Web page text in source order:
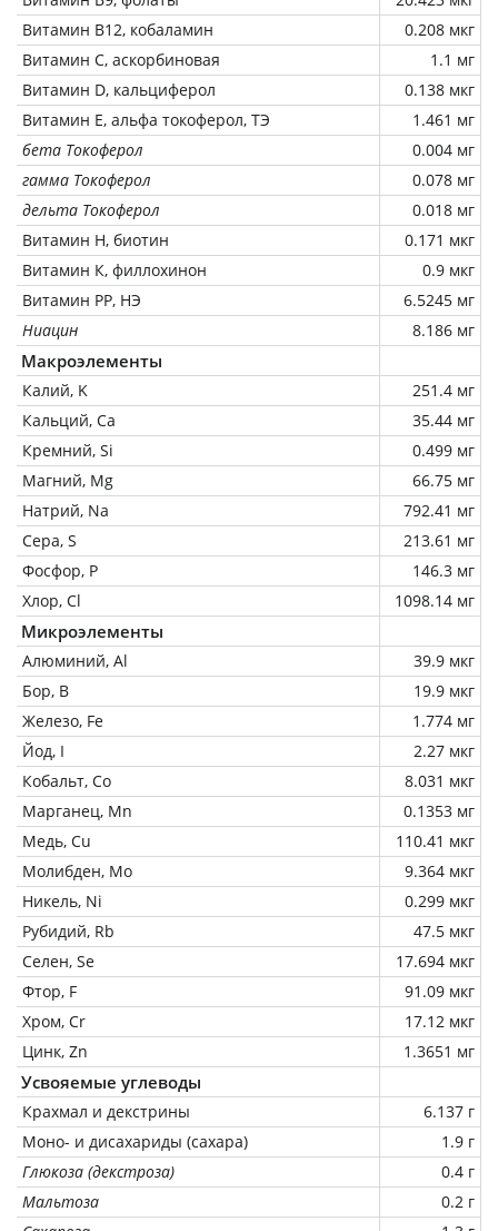
Витамин В12, кобаламин
0.208 мкг
Витамин C, аскорбиновая
1.1 мг
Витамин D, кальциферол
0.138 мкг
Витамин Е, альфа токоферол, ТЭ
1.461 мг
бета Токоферол
0.004 мг
гамма Токоферол
0.078 мг
дельта Токоферол
0.018 мг
Витамин Н, биотин
0.171 мкг
Витамин К, филлохинон
0.9 мкг
Витамин РР, НЭ
6.5245 мг
Ниацин
8.186 мг
Макроэлементы
Калий, K
251.4 мг
Кальций, Ca
35.44 мг
Кремний, Si
0.499 мг
Магний, Mg
66.75 мг
Натрий, Na
792.41 мг
Сера, S
213.61 мг
Фосфор, P
146.3 мг
Хлор, Cl
1098.14 мг
Микроэлементы
Алюминий, Al
39.9 мкг
Бор, B
19.9 мкг
Железо, Fe
1.774 мг
Йод, I
2.27 мкг
Кобальт, Co
8.031 мкг
Марганец, Mn
0.1353 мг
Медь, Cu
110.41 мкг
Молибден, Mo
9.364 мкг
Никель, Ni
0.299 мкг
Рубидий, Rb
47.5 мкг
Селен, Se
17.694 мкг
Фтор, F
91.09 мкг
Хром, Cr
17.12 мкг
Цинк, Zn
1.3651 мг
Усвояемые углеводы
Крахмал и декстрины
6.137 г
Моно- и дисахариды (сахара)
1.9 г
Глюкоза (декстроза)
0.4 г
Мальтоза
0.2 г